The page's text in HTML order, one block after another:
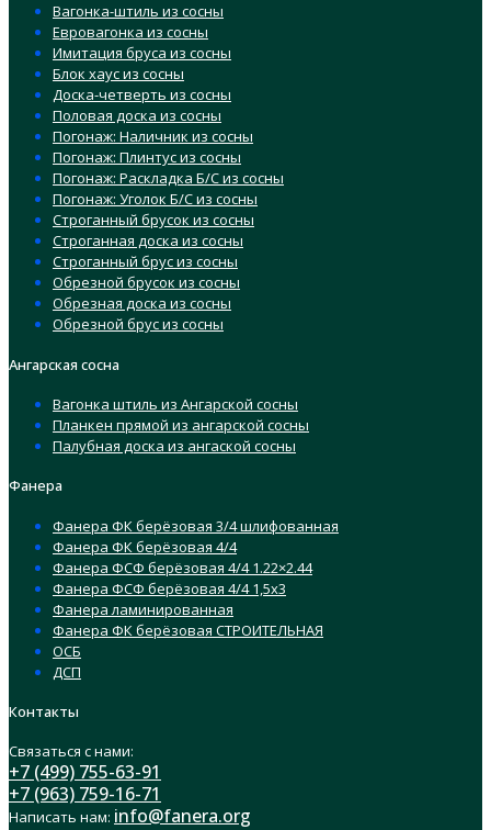
Вагонка-штиль из сосны
Евровагонка из сосны
Имитация бруса из сосны
Блок хаус из сосны
Доска-четверть из сосны
Половая доска из сосны
Погонаж: Наличник из сосны
Погонаж: Плинтус из сосны
Погонаж: Раскладка Б/С из сосны
Погонаж: Уголок Б/С из сосны
Строганный брусок из сосны
Строганная доска из сосны
Строганный брус из сосны
Обрезной брусок из сосны
Обрезная доска из сосны
Обрезной брус из сосны
Ангарская сосна
Вагонка штиль из Ангарской сосны
Планкен прямой из ангарской сосны
Палубная доска из ангаской сосны
Фанера
Фанера ФК берёзовая 3/4 шлифованная
Фанера ФК берёзовая 4/4
Фанера ФСФ берёзовая 4/4 1.22×2.44
Фанера ФСФ берёзовая 4/4 1,5х3
Фанера ламинированная
Фанера ФК берёзовая СТРОИТЕЛЬНАЯ
ОСБ
ДСП
Контакты
Связаться с нами:
+7 (499) 755-63-91
+7 (963) 759-16-71
Написать нам: info@fanera.org